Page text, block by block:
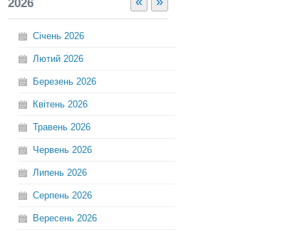
2026
Січень 2026
Лютий 2026
Березень 2026
Квітень 2026
Травень 2026
Червень 2026
Липень 2026
Серпень 2026
Вересень 2026